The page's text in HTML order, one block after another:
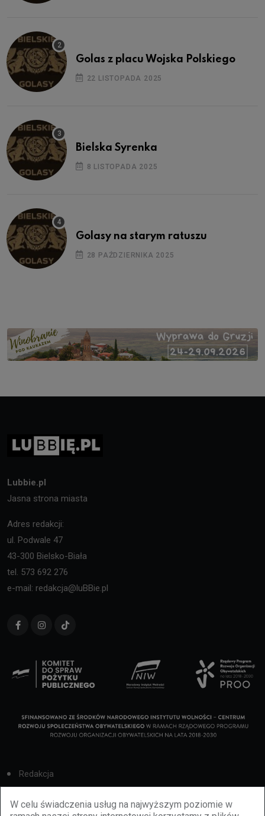
W celu świadczenia usług na najwyższym poziomie w
Golas z placu Wojska Polskiego
22 LISTOPADA 2025
Bielska Syrenka
8 LISTOPADA 2025
Golasy na starym ratuszu
28 PAŹDZIERNIKA 2025
Lubbie.pl
Jasna strona miasta
Adres redakcji:
ul. Podwale 47
43-300 Bielsko-Biała
tel. 573 692 276
e-mail: redakcja@luBBie.pl
Redakcja
Cookies